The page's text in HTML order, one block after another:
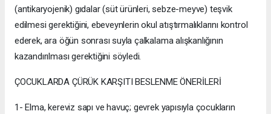
(antikaryojenik) gıdalar (süt ürünleri, sebze-meyve) teşvik
edilmesi gerektiğini, ebeveynlerin okul atıştırmalıklarını kontrol
ederek, ara öğün sonrası suyla çalkalama alışkanlığının
kazandırılması gerektiğini söyledi.
ÇOCUKLARDA ÇÜRÜK KARŞITI BESLENME ÖNERİLERİ
1- Elma, kereviz sapı ve havuç; gevrek yapısıyla çocukların